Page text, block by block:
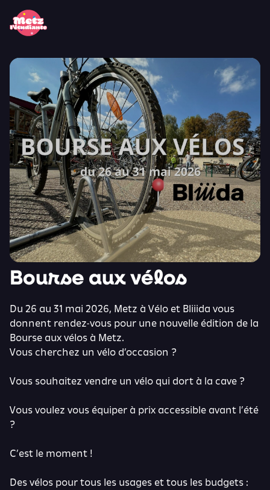
Bourse aux vélos
Du 26 au 31 mai 2026, Metz à Vélo et Bliiida vous
donnent rendez-vous pour une nouvelle édition de la
Bourse aux vélos à Metz.
Vous cherchez un vélo d’occasion ?
Vous souhaitez vendre un vélo qui dort à la cave ?
Vous voulez vous équiper à prix accessible avant l’été
?
C’est le moment !
Des vélos pour tous les usages et tous les budgets :